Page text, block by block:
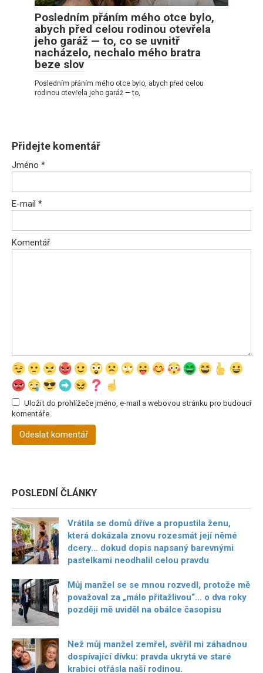
Posledním přáním mého otce bylo,
abych před celou rodinou otevřela
jeho garáž — to, co se uvnitř
nacházelo, nechalo mého bratra
beze slov
Posledním přáním mého otce bylo, abych před celou
rodinou otevřela jeho garáž — to,
Přidejte komentář
Jméno *
E-mail *
Komentář
Uložit do prohlížeče jméno, e-mail a webovou stránku pro budoucí
komentáře.
POSLEDNÍ ČLÁNKY
Vrátila se domů dříve a propustila ženu,
která dokázala znovu rozesmát její němé
dcery… dokud dopis napsaný barevnými
pastelkami neodhalil celou pravdu
Můj manžel se se mnou rozvedl, protože mě
považoval za „málo přitažlivou“… o dva roky
později mě uviděl na obálce časopisu
Než můj manžel zemřel, svěřil mi záhadnou
dospívající dívku: pravda ukrytá ve staré
krabici otřásla naší rodinou.